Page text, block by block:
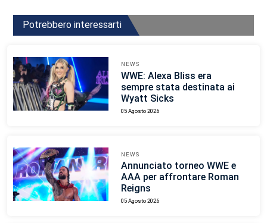
Potrebbero interessarti
NEWS
WWE: Alexa Bliss era
sempre stata destinata ai
Wyatt Sicks
05 Agosto 2026
NEWS
Annunciato torneo WWE e
AAA per affrontare Roman
Reigns
05 Agosto 2026